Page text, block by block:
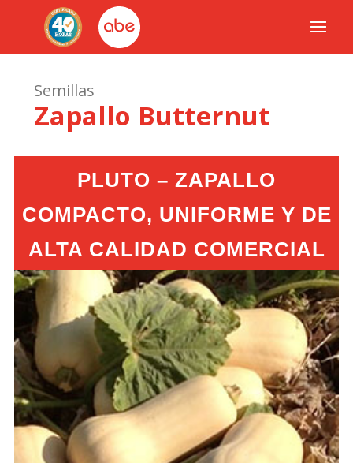
Semillas
Zapallo Butternut
PLUTO – ZAPALLO
COMPACTO, UNIFORME Y DE
ALTA CALIDAD COMERCIAL